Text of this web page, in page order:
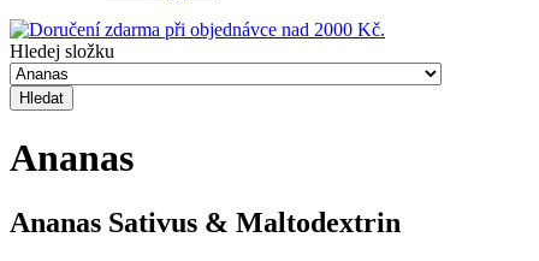
Hledej složku
Ananas
Ananas Sativus & Maltodextrin